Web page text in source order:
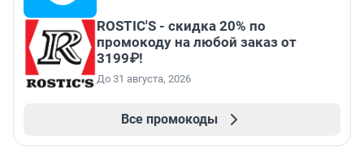
ROSTIC'S - скидка 20% по
промокоду на любой заказ от
3199₽!
До 31 августа, 2026
Все промокоды